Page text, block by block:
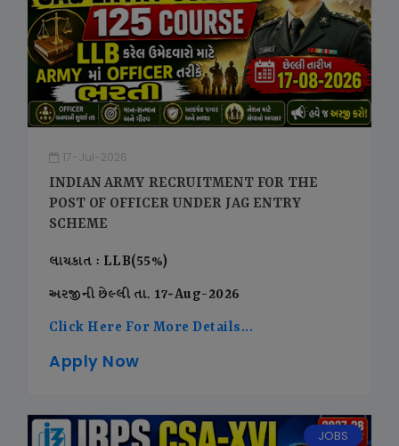
17-Jul-2026
INDIAN ARMY RECRUITMENT FOR THE
POST OF OFFICER UNDER JAG ENTRY
SCHEME
લાયકાત : LLB(55%)
અરજીની છેલ્લી તા. 17-Aug-2026
Click Here For More Details...
Apply Now
JOBS